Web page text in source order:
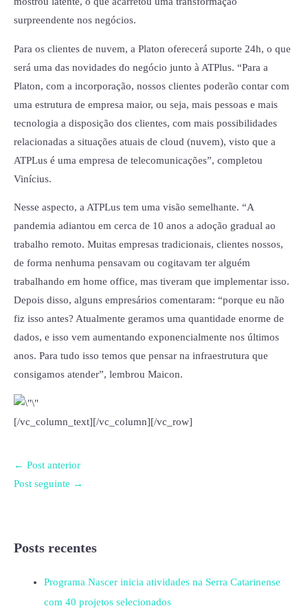
surpreendente nos negócios.
Para os clientes de nuvem, a Platon oferecerá suporte 24h, o que
será uma das novidades do negócio junto à ATPlus. “Para a
Platon, com a incorporação, nossos clientes poderão contar com
uma estrutura de empresa maior, ou seja, mais pessoas e mais
tecnologia a disposição dos clientes, com mais possibilidades
relacionadas a situações atuais de cloud (nuvem), visto que a
ATPLus é uma empresa de telecomunicações”, completou
Vinícius.
Nesse aspecto, a ATPLus tem uma visão semelhante. “A
pandemia adiantou em cerca de 10 anos a adoção gradual ao
trabalho remoto. Muitas empresas tradicionais, clientes nossos,
de forma nenhuma pensavam ou cogitavam ter alguém
trabalhando em home office, mas tiveram que implementar isso.
Depois disso, alguns empresários comentaram: “porque eu não
fiz isso antes? Atualmente geramos uma quantidade enorme de
dados, e isso vem aumentando exponencialmente nos últimos
anos. Para tudo isso temos que pensar na infraestrutura que
consigamos atender”, lembrou Maicon.
[/vc_column_text][/vc_column][/vc_row]
← Post anterior
Post seguinte →
Posts recentes
Programa Nascer inicia atividades na Serra Catarinense
com 40 projetos selecionados